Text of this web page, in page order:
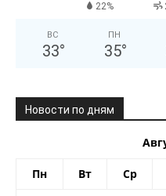
22%
ВС
33°
ПН
35°
Новости по дням
Пн Вт Ср